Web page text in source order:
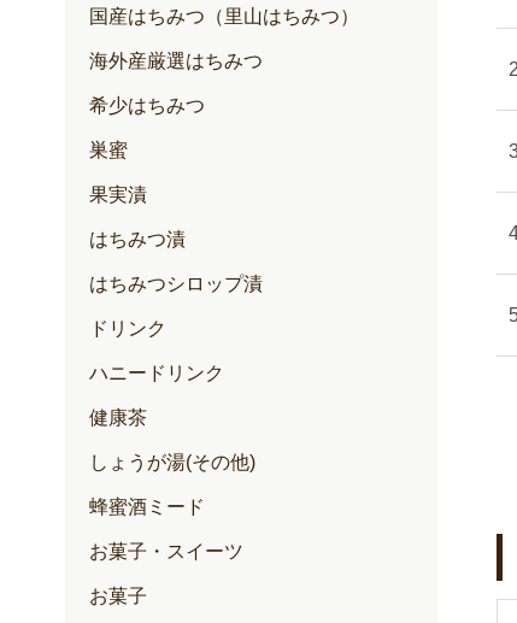
3月
4月
5月
6月
7月
国産はちみつ（里山はちみつ）
海外産厳選はちみつ
希少はちみつ
巣蜜
果実漬
はちみつ漬
はちみつシロップ漬
ドリンク
ハニードリンク
健康茶
しょうが湯(その他)
蜂蜜酒ミード
お菓子・スイーツ
お菓子